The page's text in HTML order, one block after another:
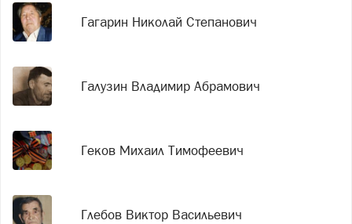
Гагарин Николай Степанович
Галузин Владимир Абрамович
Геков Михаил Тимофеевич
Глебов Виктор Васильевич